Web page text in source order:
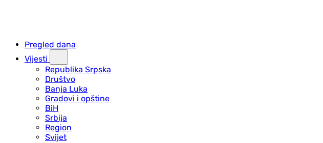
Pregled dana
Vijesti
Republika Srpska
Društvo
Banja Luka
Gradovi i opštine
BiH
Srbija
Region
Svijet